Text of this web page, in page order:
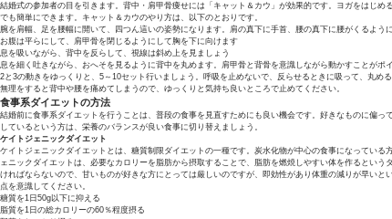
結婚式の参加者の目を引きます。背中・肩甲骨痩せには「キャット＆カウ」が効果的です。ヨガをはじ
でも簡単にできます。キャット＆カウのやり方は、以下のとおりです。
腕を肩幅、足を腰幅に開いて、四つん這いの姿勢になります。肩の真下に手首、腰の真下に腰がくるように
お腹は平らにして、肩甲骨を閉じるようにして胸を下に向けます
息を吸いながら、背中を反らして、視線は斜め上を見ましょう
息を細く吐きながら、おへそを見るように背中を丸めます。肩甲骨と背骨を意識しながら動かすことがポ
2と3の動きをゆっくりと、5～10セット行いましょう。呼吸を止めないで、反らせるときに吸って、丸め
無理をすると背中や腰を痛めてしまうので、ゆっくりと気持ち良いところで止めてください。
食事系ダイエットの方法
結婚前に食事系ダイエットを行うことは、普段の食事を見直すためにも良い機会です。好きなものに偏っ
しているという方は、栄養のバランスが良い食事に切り替えましょう。
ケイトジェニックダイエット
ケイトジェニックダイエットとは、糖質制限ダイエットの一種です。炭水化物が中心の食事になってい
ェニックダイエットは、必要なカロリーを脂肪から摂取することで、脂肪を燃焼しやすい体を作るという
ければならないので、甘いものが好きな方にとっては厳しいのですが、即効性があり体重の減りが早い
点を意識してください。
糖質を1日50g以下に抑える
脂質を1日の総カロリーの60％程度摂る